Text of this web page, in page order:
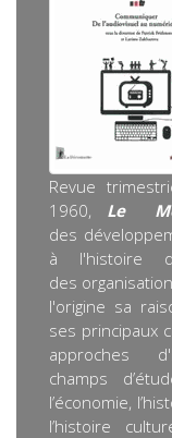
Revue
1960, Le
des
à l'histoire
des
l'origine sa
ses principaux
approches
champs
l’économie,
l’histoire